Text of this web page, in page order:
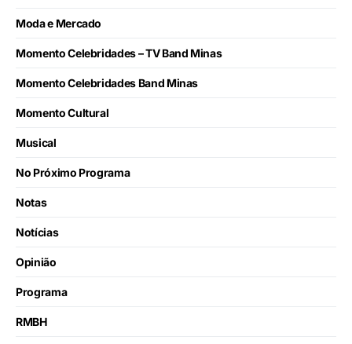
Moda e Mercado
Momento Celebridades – TV Band Minas
Momento Celebridades Band Minas
Momento Cultural
Musical
No Próximo Programa
Notas
Notícias
Opinião
Programa
RMBH